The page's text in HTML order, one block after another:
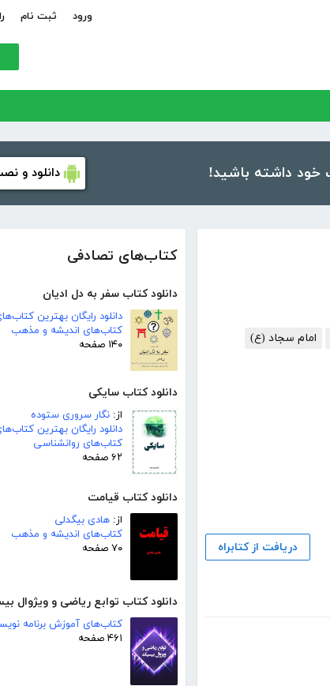
ورود ثبت نام
دانلود و
کتاب‌های تصادفی
دانلود کتاب سفر به دل ادیان
دانلود رایگان بهترین
کتاب‌های اندیشه و مذهب
۱۴۰ صفحه
دانلود کتاب سایکی
از: نگار سروری ستوده
دانلود رایگان بهترین
کتاب‌های روانشناسی
۶۲ صفحه
دانلود کتاب قیامت
از: هادی بیگدلی
کتاب‌های اندیشه و مذهب
۷۰ صفحه
دانلود کتاب توابع ریاضی و ویژوال
کتاب‌های آموزش برنامه
۴۶۱ صفحه
امام سجاد (ع)
دریافت از کتابراه